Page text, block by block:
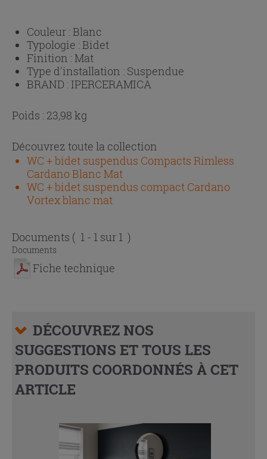
Couleur :Blanc
Typologie :Bidet
Finition :Mat
Type d'installation : Suspendue
BRAND : IPERCERAMICA
Poids : 23,98 kg
Découvrez toute la collection
WC + bidet suspendus Compacts Rimless
Cardano Blanc Mat
WC + bidet suspendus compact Cardano
Vortex blanc mat
Documents ( 1 - 1 sur 1 )
Documents
Fiche technique
DÉCOUVREZ NOS
SUGGESTIONS ET TOUS LES
PRODUITS COORDONNÉS À CET
ARTICLE